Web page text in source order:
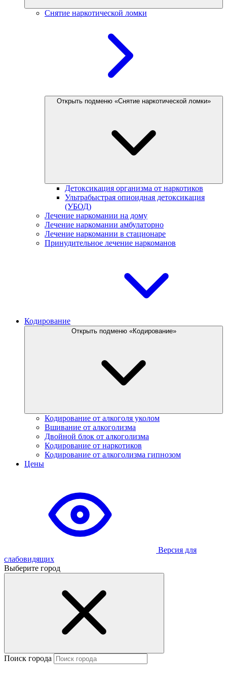
Снятие наркотической ломки
Открыть подменю «Снятие наркотической ломки»
Детоксикация организма от наркотиков
Ультрабыстрая опиоидная детоксикация
(УБОД)
Лечение наркомании на дому
Лечение наркомании амбулаторно
Лечение наркомании в стационаре
Принудительное лечение наркоманов
Кодирование
Открыть подменю «Кодирование»
Кодирование от алкоголя уколом
Вшивание от алкоголизма
Двойной блок от алкоголизма
Кодирование от наркотиков
Кодирование от алкоголизма гипнозом
Цены
Версия для
слабовидящих
Выберите город
Поиск города